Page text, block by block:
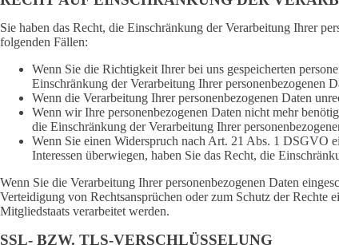
Sie haben das Recht, die Einschränkung der Verarbeitung Ihrer
folgenden Fällen:
Wenn Sie die Richtigkeit Ihrer bei uns gespeicherten
Einschränkung der Verarbeitung Ihrer personenbezogenen
Wenn die Verarbeitung Ihrer personenbezogenen Daten
Wenn wir Ihre personenbezogenen Daten nicht mehr
die Einschränkung der Verarbeitung Ihrer
Wenn Sie einen Widerspruch nach Art. 21 Abs. 1 DSGVO
Interessen überwiegen, haben Sie das Recht, die
Wenn Sie die Verarbeitung Ihrer personenbezogenen Daten
Verteidigung von Rechtsansprüchen oder zum Schutz der Rechte
Mitgliedstaats verarbeitet werden.
SSL- BZW. TLS-VERSCHLÜSSELUNG